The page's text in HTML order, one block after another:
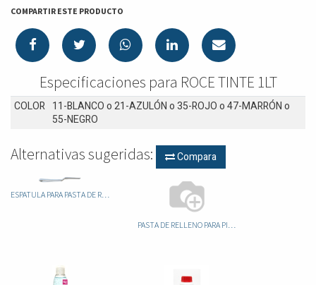
COMPARTIR ESTE PRODUCTO
Especificaciones para ROCE TINTE 1LT
COLOR 11-BLANCOo21-AZULÓNo35-ROJOo47-MARRÓNo
55-NEGRO
Alternativas sugeridas: Compara
PASTA DE RELLENO PARA PIEL 50G